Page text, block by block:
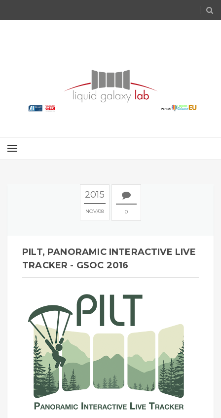
2015
NOV 08 0
PILT, PANORAMIC INTERACTIVE LIVE
TRACKER - GSOC 2016